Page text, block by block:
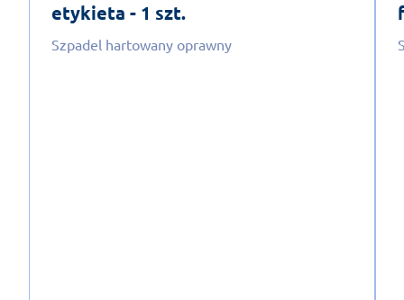
etykieta - 1 szt.
Szpadel hartowany oprawny